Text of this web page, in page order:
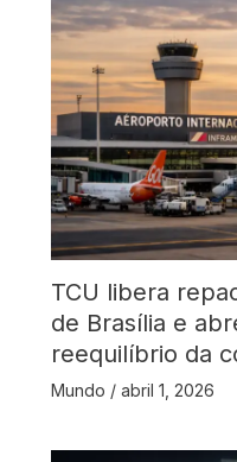
TCU libera
de Brasília e
reequilíbrio da
Mundo / abril 1, 2026